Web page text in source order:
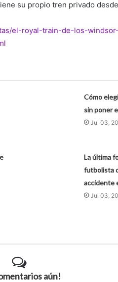
su propio tren privado
el-royal-train-de-los-
Cómo
sin poner
Jul 03,
La última
futbolista
accidente
Jul 03,
aún!